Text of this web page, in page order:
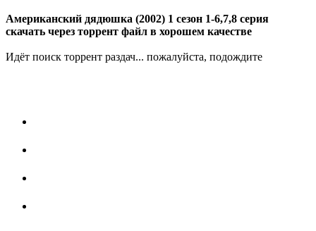
Американский дядюшка (2002) 1 сезон 1-6,7,8 серия
скачать через торрент файл в хорошем качестве
Идёт поиск торрент раздач... пожалуйста, подождите